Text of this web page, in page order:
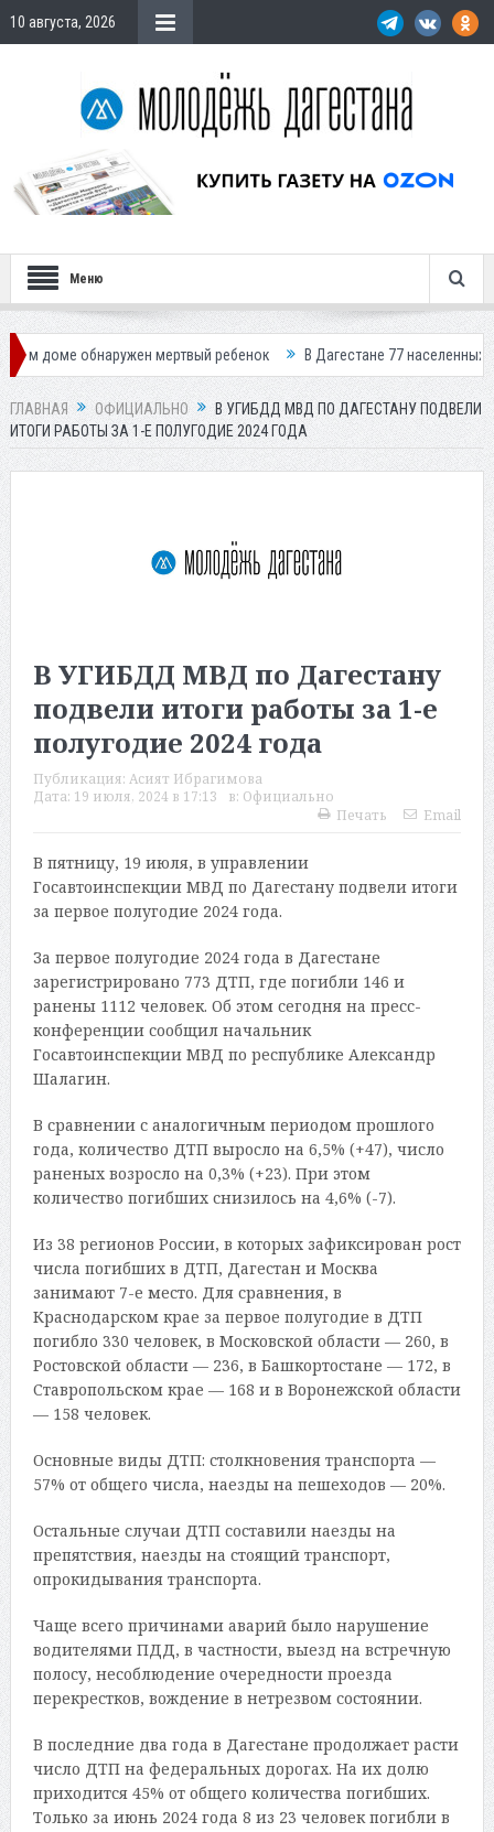
10 августа, 2026
Меню
мертвый ребенок В Дагестане 77 населенных пунктов
ГЛАВНАЯ ОФИЦИАЛЬНО
В УГИБДД МВД ПО ДАГЕСТАНУ ПОДВЕЛИ
ИТОГИ РАБОТЫ ЗА 1-Е ПОЛУГОДИЕ 2024 ГОДА
В УГИБДД МВД по Дагестану
подвели итоги работы за 1-е
полугодие 2024 года
Публикация: Асият Ибрагимова
Дата: 19 июля, 2024 в 17:13 в: Официально
Печать
Email
В пятницу, 19 июля, в управлении
Госавтоинспекции МВД по Дагестану подвели итоги
за первое полугодие 2024 года.
За первое полугодие 2024 года в Дагестане
зарегистрировано 773 ДТП, где погибли 146 и
ранены 1112 человек. Об этом сегодня на пресс-
конференции сообщил начальник
Госавтоинспекции МВД по республике Александр
Шалагин.
В сравнении с аналогичным периодом прошлого
года, количество ДТП выросло на 6,5% (+47), число
раненых возросло на 0,3% (+23). При этом
количество погибших снизилось на 4,6% (-7).
Из 38 регионов России, в которых зафиксирован рост
числа погибших в ДТП, Дагестан и Москва
занимают 7-е место. Для сравнения, в
Краснодарском крае за первое полугодие в ДТП
погибло 330 человек, в Московской области — 260, в
Ростовской области — 236, в Башкортостане — 172, в
Ставропольском крае — 168 и в Воронежской области
— 158 человек.
Основные виды ДТП: столкновения транспорта —
57% от общего числа, наезды на пешеходов — 20%.
Остальные случаи ДТП составили наезды на
препятствия, наезды на стоящий транспорт,
опрокидывания транспорта.
Чаще всего причинами аварий было нарушение
водителями ПДД, в частности, выезд на встречную
полосу, несоблюдение очередности проезда
перекрестков, вождение в нетрезвом состоянии.
В последние два года в Дагестане продолжает расти
число ДТП на федеральных дорогах. На их долю
приходится 45% от общего количества погибших.
Только за июнь 2024 года 8 из 23 человек погибли в